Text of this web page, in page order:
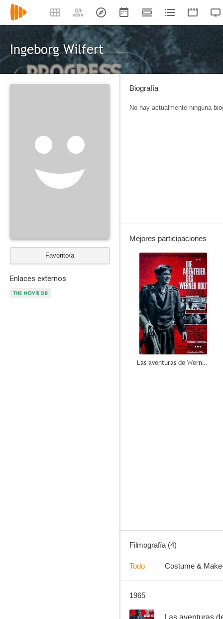
Ingeborg Wilfert
Favorito/a
Enlaces externos
Biografía
No hay actualmente ninguna
Mejores participaciones
--
Las aventuras de Werner Holt
Filmografía (4)
Todo Costume &
1965
-- Las aventuras